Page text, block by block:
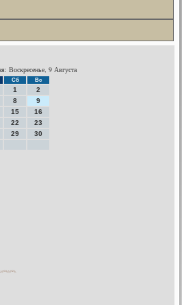
Воскресенье, 9 Августа
Сб Вс
1
2
8
9
15
16
22
23
29
30